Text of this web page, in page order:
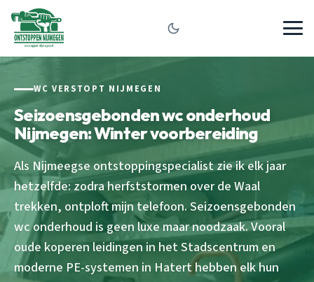
WC VERSTOPT NIJMEGEN
Seizoensgebonden wc onderhoud
Nijmegen: Winter voorbereiding
Als Nijmeegse ontstoppingspecialist zie ik elk jaar
hetzelfde: zodra herfststormen over de Waal
trekken, ontploft mijn telefoon. Seizoensgebonden
wc onderhoud is geen luxe maar noodzaak. Vooral
oude koperen leidingen in het Stadscentrum en
moderne PE-systemen in Hatert hebben elk hun